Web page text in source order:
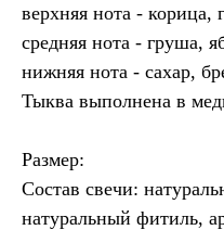
верхняя нота - корица,
средняя нота - груша,
нижняя нота - сахар,
Тыква выполнена в
Размер:
Состав свечи:
натуральный фитиль,